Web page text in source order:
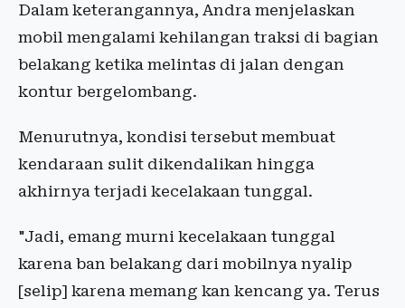
Dalam keterangannya, Andra menjelaskan
mobil mengalami kehilangan traksi di bagian
belakang ketika melintas di jalan dengan
kontur bergelombang.
Menurutnya, kondisi tersebut membuat
kendaraan sulit dikendalikan hingga
akhirnya terjadi kecelakaan tunggal.
"Jadi, emang murni kecelakaan tunggal
karena ban belakang dari mobilnya nyalip
[selip] karena memang kan kencang ya. Terus